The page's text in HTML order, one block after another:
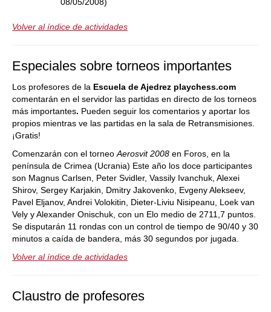
Volver al índice de actividades
Especiales sobre torneos importantes
Los profesores de la Escuela de Ajedrez playchess.com
comentarán en el servidor las partidas en directo de los torneos
más importantes. Pueden seguir los comentarios y aportar los
propios mientras ve las partidas en la sala de Retransmisiones.
¡Gratis!
Comenzarán con el torneo Aerosvit 2008 en Foros, en la
península de Crimea (Ucrania) Este año los doce participantes
son Magnus Carlsen, Peter Svidler, Vassily Ivanchuk, Alexei
Shirov, Sergey Karjakin, Dmitry Jakovenko, Evgeny Alekseev,
Pavel Eljanov, Andrei Volokitin, Dieter-Liviu Nisipeanu, Loek van
Vely y Alexander Onischuk, con un Elo medio de 2711,7 puntos.
Se disputarán 11 rondas con un control de tiempo de 90/40 y 30
minutos a caída de bandera, más 30 segundos por jugada.
Volver al índice de actividades
Claustro de profesores